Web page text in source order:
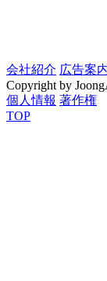
会社紹介 広告案
Copyright by
個人情報 著作権
TOP